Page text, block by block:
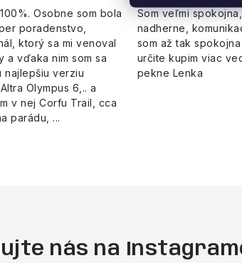
Osobne som bola
poradenstvo,
ktorý sa mi venoval
a vďaka nim som sa
najlepšiu verziu
Olympus 6,.. a
v nej Corfu Trail, cca
parádu, ...
Som veľmi
nadherne,
som až tak
určite kupim viac
pekne Lenka
nás na